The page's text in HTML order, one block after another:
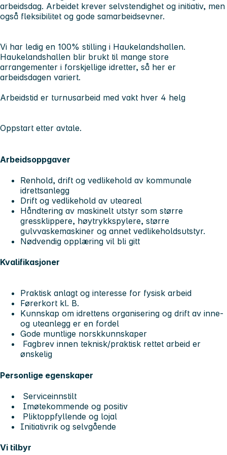
arbeidsdag. Arbeidet krever selvstendighet og initiativ, men
også fleksibilitet og gode samarbeidsevner.
Vi har ledig en 100% stilling i Haukelandshallen.
Haukelandshallen blir brukt til mange store
arrangementer i forskjellige idretter, så her er
arbeidsdagen variert.
Arbeidstid er turnusarbeid med vakt hver 4 helg
Oppstart etter avtale.
Arbeidsoppgaver
Renhold, drift og vedlikehold av kommunale
idrettsanlegg
Drift og vedlikehold av uteareal
Håndtering av maskinelt utstyr som større
gressklippere, høytrykkspylere, større
gulvvaskemaskiner og annet vedlikeholdsutstyr.
Nødvendig opplæring vil bli gitt
Kvalifikasjoner
Praktisk anlagt og interesse for fysisk arbeid
Førerkort kl. B.
Kunnskap om idrettens organisering og drift av inne-
og uteanlegg er en fordel
Gode muntlige norskkunnskaper
Fagbrev innen teknisk/praktisk rettet arbeid er
ønskelig
Personlige egenskaper
Serviceinnstilt
Imøtekommende og positiv
Pliktoppfyllende og lojal
Initiativrik og selvgående
Vi tilbyr